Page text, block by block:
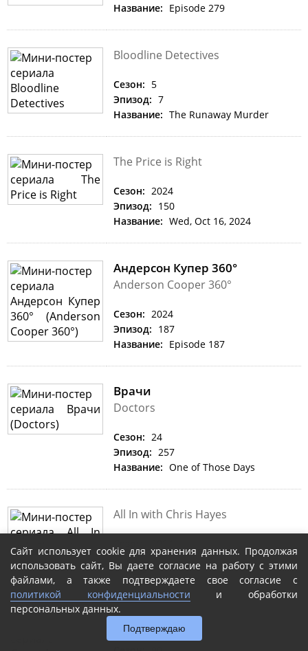
Название: Episode 279
Bloodline Detectives
Сезон: 5
Эпизод: 7
Название: The Runaway Murder
The Price is Right
Сезон: 2024
Эпизод: 150
Название: Wed, Oct 16, 2024
Андерсон Купер 360°
Anderson Cooper 360°
Сезон: 2024
Эпизод: 187
Название: Episode 187
Врачи
Doctors
Сезон: 24
Эпизод: 257
Название: One of Those Days
All In with Chris Hayes
Эпизод: 141
Название: Episode 141
Countdown
Сайт использует cookie для хранения данных. Продолжая
использовать сайт, Вы даете согласие на работу с этими
файлами, а также подтверждаете свое согласие с
политикой конфиденциальности и обработки
персональных данных.
Подтверждаю